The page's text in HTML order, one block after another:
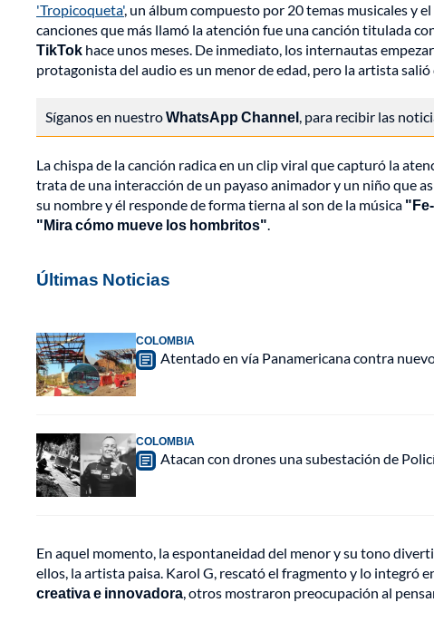
'Tropicoqueta', un álbum compuesto por 20 temas musicales y
canciones que más llamó la atención fue una canción titulada
TikTok hace unos meses. De inmediato, los internautas
protagonista del audio es un menor de edad, pero la artista
Síganos en nuestroWhatsApp Channel, para recibir las
La chispa de la canción radica en un clip viral que capturó la
trata de una interacción de un payaso animador y un niño que
su nombre y él responde de forma tierna al son de la música
"Mira cómo mueve los hombritos".
Últimas Noticias
COLOMBIA
Atentado en vía Panamericana contra
COLOMBIA
Atacan con drones una subestación de
En aquel momento, la espontaneidad del menor y su tono
ellos, la artista paisa. Karol G, rescató el fragmento y lo integró
creativa e innovadora, otros mostraron preocupación al